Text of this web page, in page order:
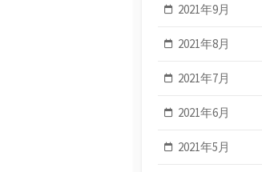
2021年9月
2021年8月
2021年7月
2021年6月
2021年5月